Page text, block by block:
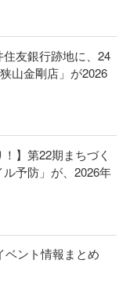
住友銀行跡地に、24
山金剛店」が2026
】第22期まちづく
予防」が、2026年
ベント情報まとめ